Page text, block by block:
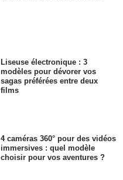
Liseuse électronique : 3
modèles pour dévorer vos
sagas préférées entre deux
films
4 caméras 360° pour des vidéos
immersives : quel modèle
choisir pour vos aventures ?